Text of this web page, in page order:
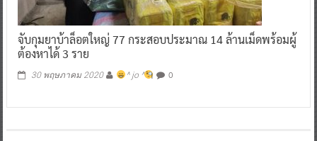
จับกุมยาบ้าล็อตใหญ่ 77 กระสอบประมาณ 14 ล้านเม็ดพร้อมผู้
ต้องหาได้ 3 ราย
30 พฤษภาคม 2020 ^ jo ^ 0